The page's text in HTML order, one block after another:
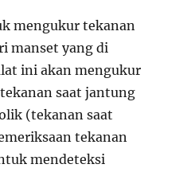
mengukur tekanan
manset yang di
ini akan mengukur
saat jantung
(tekanan saat
tekanan
mendeteksi